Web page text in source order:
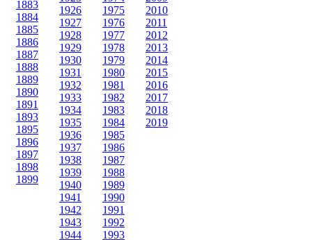
1883
1884
1885
1886
1887
1888
1889
1890
1891
1893
1895
1896
1897
1898
1899
1926
1927
1928
1929
1930
1931
1932
1933
1934
1935
1936
1937
1938
1939
1940
1941
1942
1943
1944
1975
1976
1977
1978
1979
1980
1981
1982
1983
1984
1985
1986
1987
1988
1989
1990
1991
1992
1993
2010
2011
2012
2013
2014
2015
2016
2017
2018
2019